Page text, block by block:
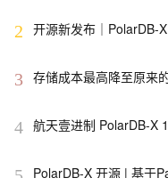
2 开源新发布｜PolarDB-
3 存储成本最高降至原来
4 航天壹进制 PolarDB-X
5 PolarDB-X 开源 | 基于